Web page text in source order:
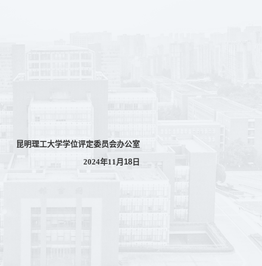
昆明理工大学学位评定委员会办公室
2024年11月 18 日